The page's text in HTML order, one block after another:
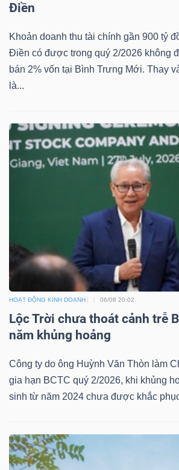
Điền
Khoản doanh thu tài chính gần 900 tỷ
Điền có được trong quý 2/2026 không
bán 2% vốn tại Bình Trưng Mới. Thay
là...
HOẠT ĐỘNG KINH DOANH 06/08 20:02
Lộc Trời chưa thoát cảnh trễ
năm khủng hoảng
Công ty do ông Huỳnh Văn Thòn làm
gia hạn BCTC quý 2/2026, khi khủng
sinh từ năm 2024 chưa được khắc